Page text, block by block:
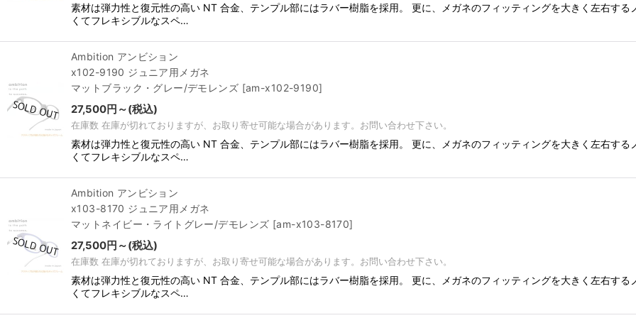
素材は弾力性と復元性の高い NT 合金、テンプル部にはラバー樹脂を採用。 更に、メガネのフィッティングを大きく左右す
くてフレキシブルなスペ…
Ambition アンビション
x102-9190 ジュニア用メガネ
マットブラック・グレー/デモレンズ [am-x102-9190]
27,500円 ～(税込)
在庫数 在庫が切れておりますが、お取り寄せ可能な場合があります。お問い合わせ下さい。
素材は弾力性と復元性の高い NT 合金、テンプル部にはラバー樹脂を採用。 更に、メガネのフィッティングを大きく左右す
くてフレキシブルなスペ…
Ambition アンビション
x103-8170 ジュニア用メガネ
マットネイビー・ライトグレー/デモレンズ [am-x103-8170]
27,500円 ～(税込)
在庫数 在庫が切れておりますが、お取り寄せ可能な場合があります。お問い合わせ下さい。
素材は弾力性と復元性の高い NT 合金、テンプル部にはラバー樹脂を採用。 更に、メガネのフィッティングを大きく左右す
くてフレキシブルなスペ…